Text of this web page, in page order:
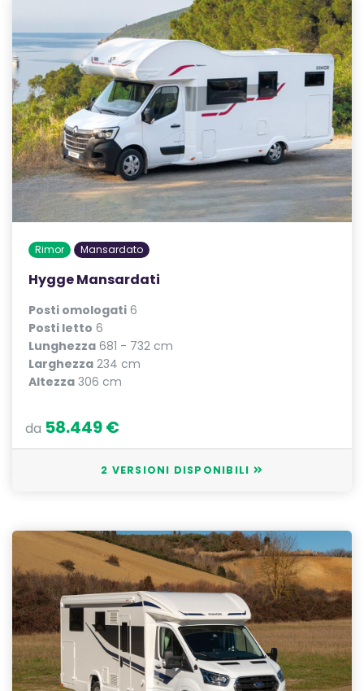
Rimor Mansardato
Hygge Mansardati
Posti omologati 6
Posti letto 6
Lunghezza 681 - 732 cm
Larghezza 234 cm
Altezza 306 cm
da 58.449 €
2 VERSIONI DISPONIBILI